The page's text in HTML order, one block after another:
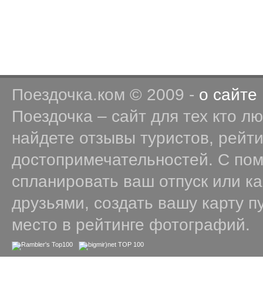
Поездочка.ком © 2009 - о сайте
Поездочка – сайт для тех кто
найдете отзывы туристов,
достопримечательностей. С
спланировать ваш отпуск или
друзьями, создать вашу карту
место в рейтинге фотографий.